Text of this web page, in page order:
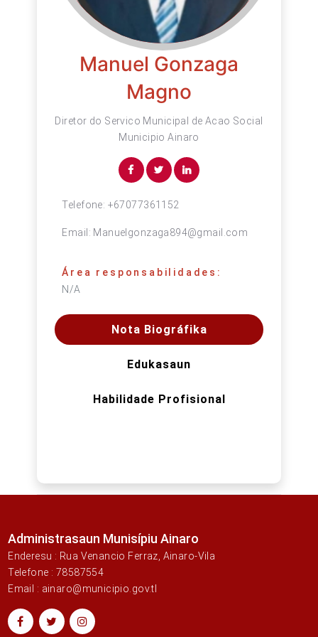
Manuel Gonzaga
Magno
Diretor do Servico Municipal de Acao Social
Municipio Ainaro
Telefone: +67077361152
Email: Manuelgonzaga894@gmail.com
Área responsabilidades:
N/A
Nota Biográfika
Edukasaun
Habilidade Profisional
Administrasaun Munisípiu Ainaro
Enderesu : Rua Venancio Ferraz, Ainaro-Vila
Telefone : 78587554
Email : ainaro@municipio.gov.tl